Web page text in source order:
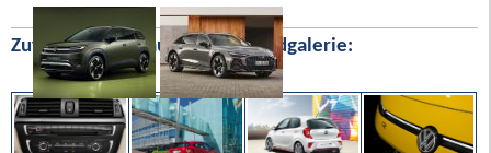
Zufällige Bilder aus unserer Bildgalerie: